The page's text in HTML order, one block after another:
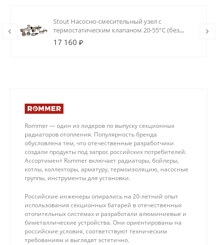
Stout Насосно-смесительный узел с
термостатическим клапаном 20-55°C (без
насоса)
17 160 ₽
Rommer — один из лидеров по выпуску секционных
радиаторов отопления. Популярность бренда
обусловлена тем, что отечественные разработчики
создали продукты под запрос российских потребителей.
Ассортимент Rommer включает радиаторы, бойлеры,
котлы, коллекторы, арматуру, термоизоляцию, насосные
группы, инструменты для установки.
Российские инженеры опирались на 20-летний опыт
использования секционных батарей в отечественных
отопительных системах и разработали алюминиевые и
биметаллические устройства. Они ориентированы на
российские условия, соответствуют техническим
требованиям и выглядят эстетично.